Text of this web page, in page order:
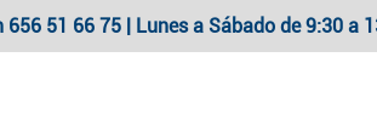
51 66 75 | Lunes a Sábado de 9:30 a